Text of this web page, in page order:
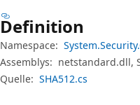
Definition
Namespace:
Assemblys: netstandard.dll,
Quelle: SHA512.cs